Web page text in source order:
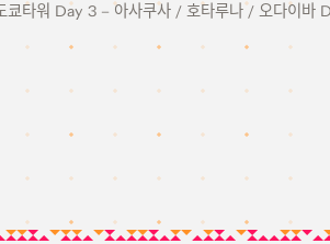
쿄타워 Day 3 – 아사쿠사 / 호타루나 / 오다이바